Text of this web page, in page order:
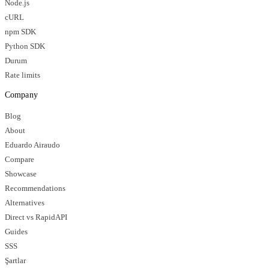
Node.js
cURL
npm SDK
Python SDK
Durum
Rate limits
Company
Blog
About
Eduardo Airaudo
Compare
Showcase
Recommendations
Alternatives
Direct vs RapidAPI
Guides
SSS
Şartlar